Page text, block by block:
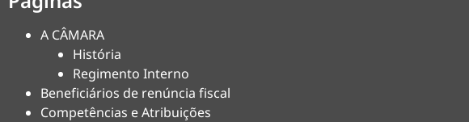
A CÂMARA
História
Regimento Interno
Beneficiários de renúncia fiscal
Competências e Atribuições